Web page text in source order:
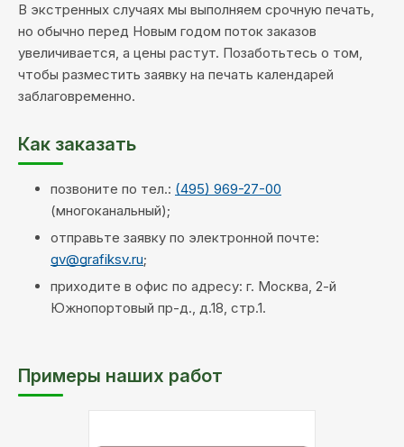
В экстренных случаях мы выполняем срочную печать,
но обычно перед Новым годом поток заказов
увеличивается, а цены растут. Позаботьтесь о том,
чтобы разместить заявку на печать календарей
заблаговременно.
Как заказать
позвоните по тел.: (495) 969-27-00
(многоканальный);
отправьте заявку по электронной почте:
gv@grafiksv.ru;
приходите в офис по адресу: г. Москва, 2-й
Южнопортовый пр-д., д.18, стр.1.
Примеры наших работ